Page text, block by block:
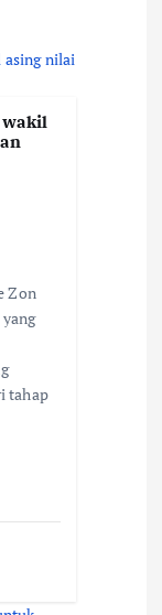
wakil
Zon
tahap